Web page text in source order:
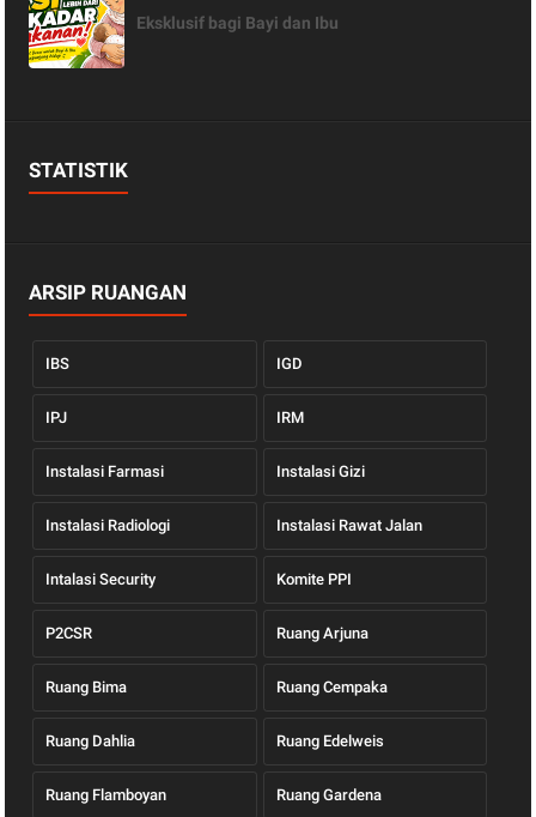
Eksklusif bagi Bayi dan Ibu
STATISTIK
ARSIP RUANGAN
IBS IGD
IPJ IRM
Instalasi Farmasi Instalasi Gizi
Instalasi Radiologi Instalasi Rawat Jalan
Intalasi Security Komite PPI
P2CSR Ruang Arjuna
Ruang Bima Ruang Cempaka
Ruang Dahlia Ruang Edelweis
Ruang Flamboyan Ruang Gardena